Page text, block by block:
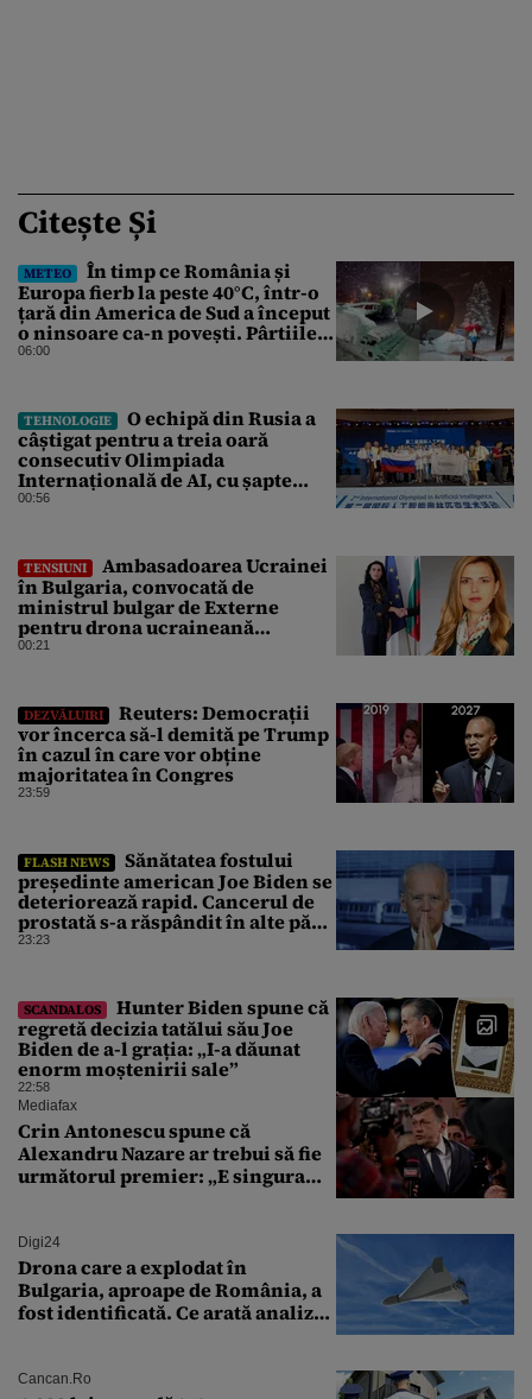
Citește Și
METEO
În timp ce România și
Europa fierb la peste 40°C, într-o
țară din America de Sud a început
o ninsoare ca-n povești. Pârtiile
s-au umplut de schiori
06:00
TEHNOLOGIE
O echipă din Rusia a
câștigat pentru a treia oară
consecutiv Olimpiada
Internațională de AI, cu șapte
medalii din aur și una de bronz
00:56
TENSIUNI
Ambasadoarea Ucrainei
în Bulgaria, convocată de
ministrul bulgar de Externe
pentru drona ucraineană
prăbușită în apropierea
00:21
DEZVĂLUIRI
Reuters: Democrații
vor încerca să-l demită pe Trump
în cazul în care vor obține
majoritatea în Congres
23:59
FLASH NEWS
Sănătatea fostului
președinte american Joe Biden se
deteriorează rapid. Cancerul de
prostată s-a răspândit în alte părți
ale corpului
23:23
SCANDALOS
Hunter Biden spune că
regretă decizia tatălui său Joe
Biden de a-l grația: „I-a dăunat
enorm moștenirii sale”
22:58
Mediafax
Crin Antonescu spune că
Alexandru Nazare ar trebui să fie
următorul premier: „E singura
Digi24
Drona care a explodat în
Bulgaria, aproape de România, a
fost identificată. Ce arată analiza
Cancan.ro